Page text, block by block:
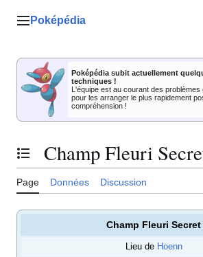
Menu principal
Poképédia
Poképédia subit actuellement
techniques !
L'équipe est au courant des
pour les arranger le plus rapidement
compréhension !
Basculer la table des matières
Champ Fleuri
Page Données Discussion
Champ Fleuri Secret
Lieu de Hoenn